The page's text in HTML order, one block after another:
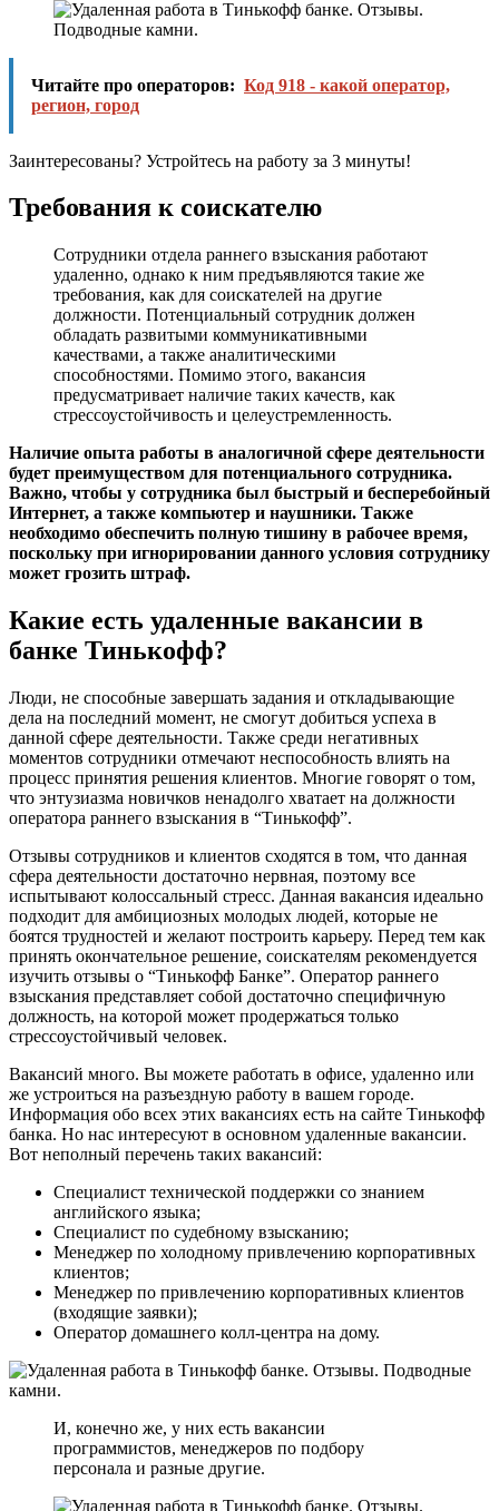
Читайте про операторов: Код 918 - какой оператор,
регион, город
Заинтересованы? Устройтесь на работу за 3 минуты!
Требования к соискателю
Сотрудники отдела раннего взыскания работают
удаленно, однако к ним предъявляются такие же
требования, как для соискателей на другие
должности. Потенциальный сотрудник должен
обладать развитыми коммуникативными
качествами, а также аналитическими
способностями. Помимо этого, вакансия
предусматривает наличие таких качеств, как
стрессоустойчивость и целеустремленность.
Наличие опыта работы в аналогичной сфере деятельности
будет преимуществом для потенциального сотрудника.
Важно, чтобы у сотрудника был быстрый и бесперебойный
Интернет, а также компьютер и наушники. Также
необходимо обеспечить полную тишину в рабочее время,
поскольку при игнорировании данного условия сотруднику
может грозить штраф.
Какие есть удаленные вакансии в
банке Тинькофф?
Люди, не способные завершать задания и откладывающие
дела на последний момент, не смогут добиться успеха в
данной сфере деятельности. Также среди негативных
моментов сотрудники отмечают неспособность влиять на
процесс принятия решения клиентов. Многие говорят о том,
что энтузиазма новичков ненадолго хватает на должности
оператора раннего взыскания в “Тинькофф”.
Отзывы сотрудников и клиентов сходятся в том, что данная
сфера деятельности достаточно нервная, поэтому все
испытывают колоссальный стресс. Данная вакансия идеально
подходит для амбициозных молодых людей, которые не
боятся трудностей и желают построить карьеру. Перед тем как
принять окончательное решение, соискателям рекомендуется
изучить отзывы о “Тинькофф Банке”. Оператор раннего
взыскания представляет собой достаточно специфичную
должность, на которой может продержаться только
стрессоустойчивый человек.
Вакансий много. Вы можете работать в офисе, удаленно или
же устроиться на разъездную работу в вашем городе.
Информация обо всех этих вакансиях есть на сайте Тинькофф
банка. Но нас интересуют в основном удаленные вакансии.
Вот неполный перечень таких вакансий:
Специалист технической поддержки со знанием
английского языка;
Специалист по судебному взысканию;
Менеджер по холодному привлечению корпоративных
клиентов;
Менеджер по привлечению корпоративных клиентов
(входящие заявки);
Оператор домашнего колл-центра на дому.
И, конечно же, у них есть вакансии
программистов, менеджеров по подбору
персонала и разные другие.